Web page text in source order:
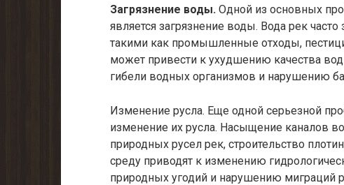
Загрязнение воды. Одной из основных
является загрязнение воды. Вода рек
такими как промышленные отходы,
может привести к ухудшению качества
гибели водных организмов и нарушению
Изменение русла. Еще одной серьезной
изменение их русла. Насыщение каналов
природных русел рек, строительство
среду приводят к изменению
природных угодий и нарушению миграций